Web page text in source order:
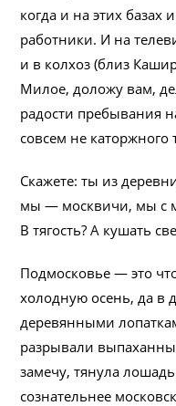
когда и на этих
работники. И на
и в колхоз (близ
Милое, доложу вам,
радости пребывания
совсем не каторжного
Скажете: ты из
мы — москвичи, мы с
В тягость? А кушать
Подмосковье — это
холодную осень, да в
деревянными
разрывали
замечу, тянула
сознательнее